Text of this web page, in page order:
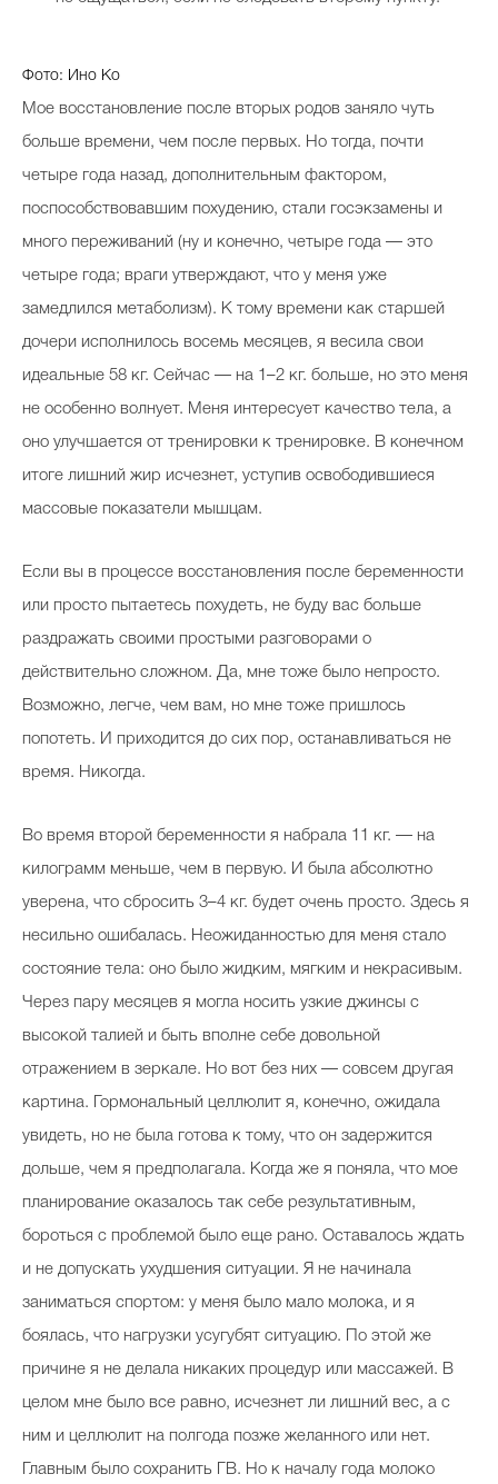
Фото: Ино Ко
Мое восстановление после вторых родов заняло чуть
больше времени, чем после первых. Но тогда, почти
четыре года назад, дополнительным фактором,
поспособствовавшим похудению, стали госэкзамены и
много переживаний (ну и конечно, четыре года — это
четыре года; враги утверждают, что у меня уже
замедлился метаболизм). К тому времени как старшей
дочери исполнилось восемь месяцев, я весила свои
идеальные 58 кг. Сейчас — на 1–2 кг. больше, но это меня
не особенно волнует. Меня интересует качество тела, а
оно улучшается от тренировки к тренировке. В конечном
итоге лишний жир исчезнет, уступив освободившиеся
массовые показатели мышцам.
Если вы в процессе восстановления после беременности
или просто пытаетесь похудеть, не буду вас больше
раздражать своими простыми разговорами о
действительно сложном. Да, мне тоже было непросто.
Возможно, легче, чем вам, но мне тоже пришлось
попотеть. И приходится до сих пор, останавливаться не
время. Никогда.
Во время второй беременности я набрала 11 кг. — на
килограмм меньше, чем в первую. И была абсолютно
уверена, что сбросить 3–4 кг. будет очень просто. Здесь я
несильно ошибалась. Неожиданностью для меня стало
состояние тела: оно было жидким, мягким и некрасивым.
Через пару месяцев я могла носить узкие джинсы с
высокой талией и быть вполне себе довольной
отражением в зеркале. Но вот без них — совсем другая
картина. Гормональный целлюлит я, конечно, ожидала
увидеть, но не была готова к тому, что он задержится
дольше, чем я предполагала. Когда же я поняла, что мое
планирование оказалось так себе результативным,
бороться с проблемой было еще рано. Оставалось ждать
и не допускать ухудшения ситуации. Я не начинала
заниматься спортом: у меня было мало молока, и я
боялась, что нагрузки усугубят ситуацию. По этой же
причине я не делала никаких процедур или массажей. В
целом мне было все равно, исчезнет ли лишний вес, а с
ним и целлюлит на полгода позже желанного или нет.
Главным было сохранить ГВ. Но к началу года молоко